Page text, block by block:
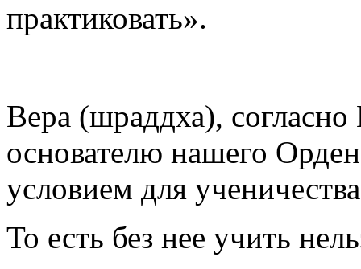
практиковать».
Вера (шраддха),
основателю нашего
условием для
То есть без нее учить